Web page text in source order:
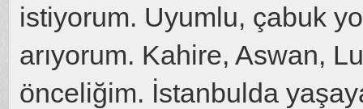
istiyorum. Uyumlu, çabuk
arıyorum. Kahire, Aswan,
önceliğim. İstanbulda